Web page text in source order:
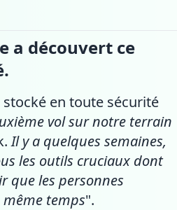
a découvert ce
en toute sécurité
vol sur notre terrain
Il y a quelques semaines,
les outils cruciaux dont
que les personnes
temps".